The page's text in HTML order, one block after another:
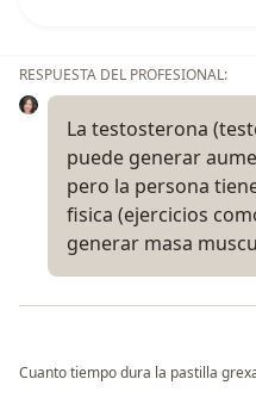
RESPUESTA DEL PROFESIONAL:
La testosterona
puede generar
pero la persona
fisica (ejercicios
generar masa
Cuanto tiempo dura la pastilla